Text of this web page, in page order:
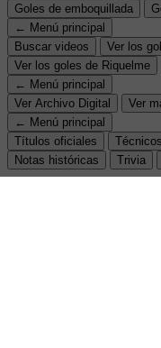
Goles de emboquillada
← Menú principal
Buscar videos
Ver los
Ver los goles de Riquelme
← Menú principal
Ver Archivo Digital
Ver
← Menú principal
Títulos oficiales
Técnicos
Notas históricas
Trivia